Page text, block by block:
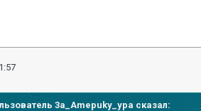
3a_Amepuky_ypa сказал: